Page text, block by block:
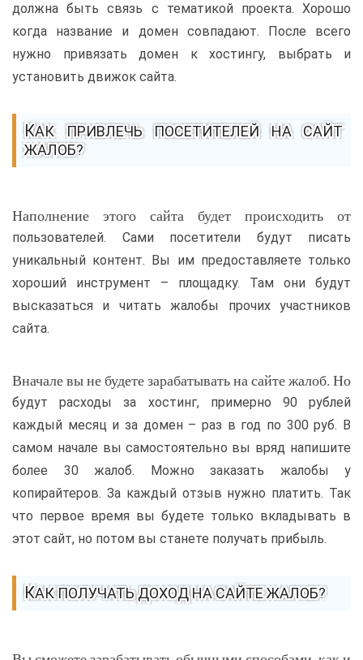
должна быть связь с тематикой проекта. Хорошо
когда название и домен совпадают. После всего
нужно привязать домен к хостингу, выбрать и
установить движок сайта.
КАК ПРИВЛЕЧЬ ПОСЕТИТЕЛЕЙ НА САЙТ
ЖАЛОБ?
Наполнение этого сайта будет происходить от
пользователей. Сами посетители будут писать
уникальный контент. Вы им предоставляете только
хороший инструмент – площадку. Там они будут
высказаться и читать жалобы прочих участников
сайта.
Вначале вы не будете зарабатывать на сайте жалоб. Но
будут расходы за хостинг, примерно 90 рублей
каждый месяц и за домен – раз в год по 300 руб. В
самом начале вы самостоятельно вы вряд напишите
более 30 жалоб. Можно заказать жалобы у
копирайтеров. За каждый отзыв нужно платить. Так
что первое время вы будете только вкладывать в
этот сайт, но потом вы станете получать прибыль.
КАК ПОЛУЧАТЬ ДОХОД НА САЙТЕ ЖАЛОБ?